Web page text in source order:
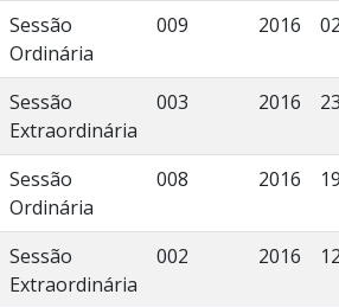
Sessão
Ordinária
009 2016
Sessão
Extraordinária
003 2016
Sessão
Ordinária
008 2016
Sessão
Extraordinária
002 2016